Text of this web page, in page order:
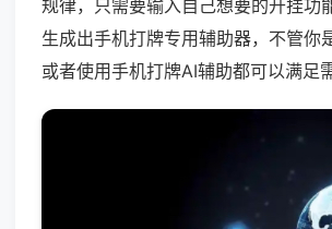
规律，只需要输入自己想要的开挂功
生成出手机打牌专用辅助器，不管你
或者使用手机打牌AI辅助都可以满足需